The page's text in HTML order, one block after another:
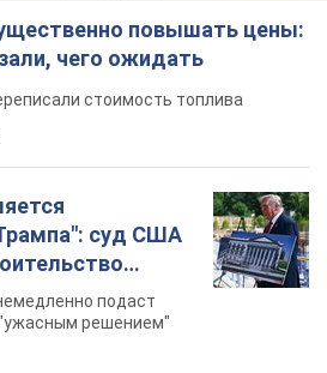
повышать цены:
чего ожидать
стоимость топлива
суд США
400 млн
подаст
решением"